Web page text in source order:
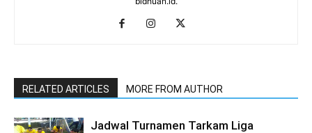
RELATED ARTICLES MORE FROM AUTHOR
Jadwal Turnamen Tarkam Liga